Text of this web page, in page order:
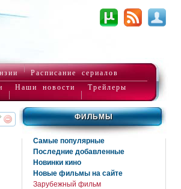
Расписание сериалов
Наши новости Трейлеры
ФИЛЬМЫ
Самые популярные
Последние добавленные
Новинки кино
Новые фильмы на сайте
Зарубежный фильм
интересует